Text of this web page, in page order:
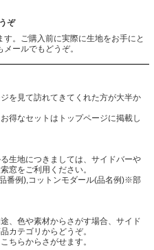
ぞ
。ご購入前に実際に生地をお手にと
ールでもどうぞ。
を見て訪れてきてくれた方が大半か
得なセットはトップページに掲載し
生地につきましては、サイドバーや
窓をご利用ください。
番例),コットンモダール(品名例)※部
、色や素材からさがす場合、サイド
カテゴリからどうぞ。
ちらからさがせます。